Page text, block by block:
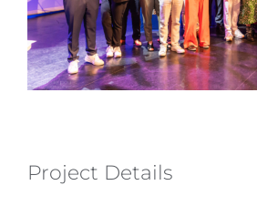
Project Details